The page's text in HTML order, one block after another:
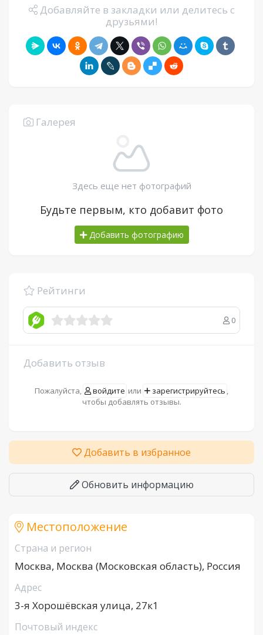
Добавляйте в закладки или делитесь с
друзьями!
Галерея
Здесь еще нет фотографий
Будьте первым, кто добавит фото
Добавить фотографию
Рейтинги
0
Добавить отзыв
Пожалуйста, войдите или зарегистрируйтесь ,
чтобы добавлять отзывы.
Добавить в избранное
Обновить информацию
Местоположение
Страна и регион
Москва, Москва (Московская область), Россия
Адрес
3-я Хорошёвская улица, 27к1
Почтовый индекс